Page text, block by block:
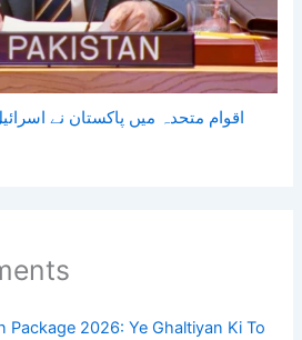
اقوام متحدہ میں پاکستان نے
Package 2026: Ye Ghaltiyan Ki To